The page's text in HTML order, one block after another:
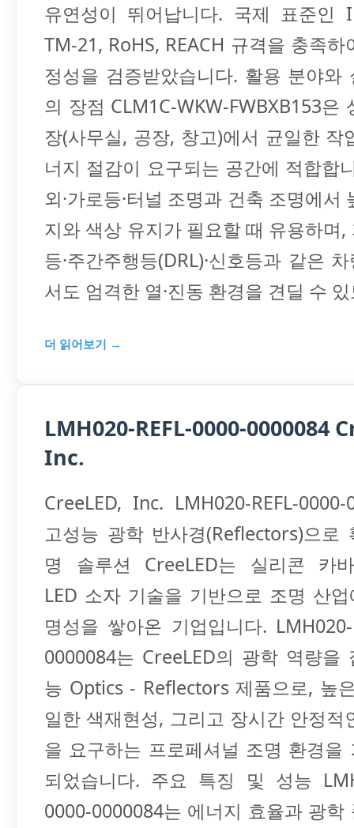
유연성이 뛰어납니다. 국제 표준인
TM-21, RoHS, REACH 규격을 충족하
정성을 검증받았습니다. 활용 분야와
의 장점 CLM1C-WKW-FWBXB153은
장(사무실, 공장, 창고)에서 균일한 작
너지 절감이 요구되는 공간에 적합합
외·가로등·터널 조명과 건축 조명에서
지와 색상 유지가 필요할 때 유용하며,
등·주간주행등(DRL)·신호등과 같은
서도 엄격한 열·진동 환경을 견딜 수
더 읽어보기 →
LMH020-REFL-0000-0000084
Inc.
CreeLED, Inc. LMH020-REFL-
고성능 광학 반사경(Reflectors)으로
명 솔루션 CreeLED는 실리콘 카바
LED 소자 기술을 기반으로 조명 산
명성을 쌓아온 기업입니다. LMH020-
0000084는 CreeLED의 광학 역량을
능 Optics - Reflectors 제품으로, 높
일한 색재현성, 그리고 장시간 안정적
을 요구하는 프로페셔널 조명 환경을
되었습니다. 주요 특징 및 성능
0000-0000084는 에너지 효율과 광학